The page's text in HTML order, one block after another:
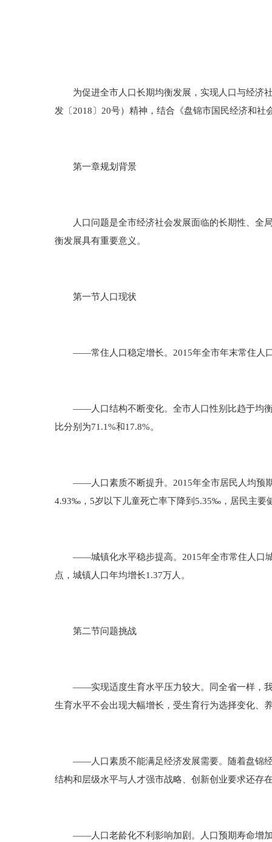
为促进全市人口长期均衡发展，实现人口与经济社
发〔2018〕20号）精神，结合《盘锦市国民经济和
第一章规划背景
人口问题是全市经济社会发展面临的长期性、全局
衡发展具有重要意义。
第一节人口现状
——常住人口稳定增长。2015年全市年末常住人口
——人口结构不断变化。全市人口性别比趋于均衡
比分别为71.1%和17.8%。
——人口素质不断提升。2015年全市居民人均预期
4.93‰，5岁以下儿童死亡率下降到5.35‰，居民主要
——城镇化水平稳步提高。2015年全市常住人口城
点，城镇人口年均增长1.37万人。
第二节问题挑战
——实现适度生育水平压力较大。同全省一样，我
生育水平不会出现大幅增长，受生育行为选择变化、
——人口素质不能满足经济发展需要。随着盘锦经
结构和层级水平与人才强市战略、创新创业要求还存
——人口老龄化不利影响加剧。人口预期寿命增加